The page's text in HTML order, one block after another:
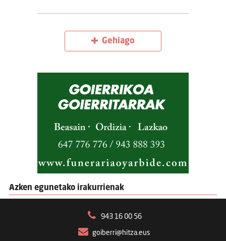
Gehiago
Azken egunetako irakurrienak
943 16 00 56
goiberri@hitza.eus